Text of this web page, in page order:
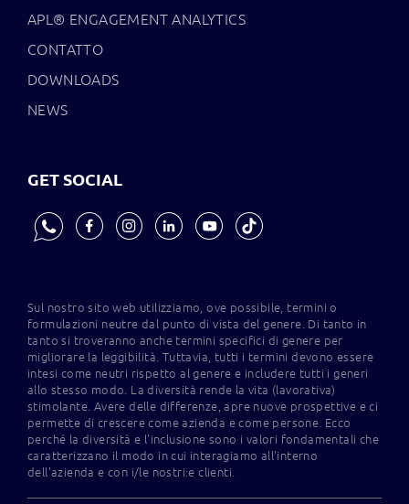
APL® ENGAGEMENT ANALYTICS
CONTATTO
DOWNLOADS
NEWS
GET SOCIAL
Sul nostro sito web utilizziamo, ove possibile, termini o
formulazioni neutre dal punto di vista del genere. Di tanto in
tanto si troveranno anche termini specifici di genere per
migliorare la leggibilità. Tuttavia, tutti i termini devono essere
intesi come neutri rispetto al genere e includere tutti i generi
allo stesso modo. La diversità rende la vita (lavorativa)
stimolante. Avere delle differenze, apre nuove prospettive e ci
permette di crescere come azienda e come persone. Ecco
perché la diversità e l'inclusione sono i valori fondamentali che
caratterizzano il modo in cui interagiamo all'interno
dell'azienda e con i/le nostri:e clienti.